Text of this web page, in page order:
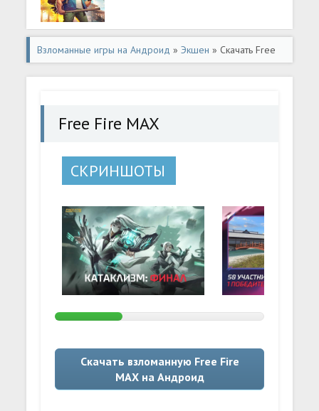
Взломанные игры на Андроид »Экшен » Скачать Free
Fire MAX (Разблокировано все) на Андроид
Free Fire MAX
СКРИНШОТЫ
Скачать взломанную Free Fire
MAX на Андроид